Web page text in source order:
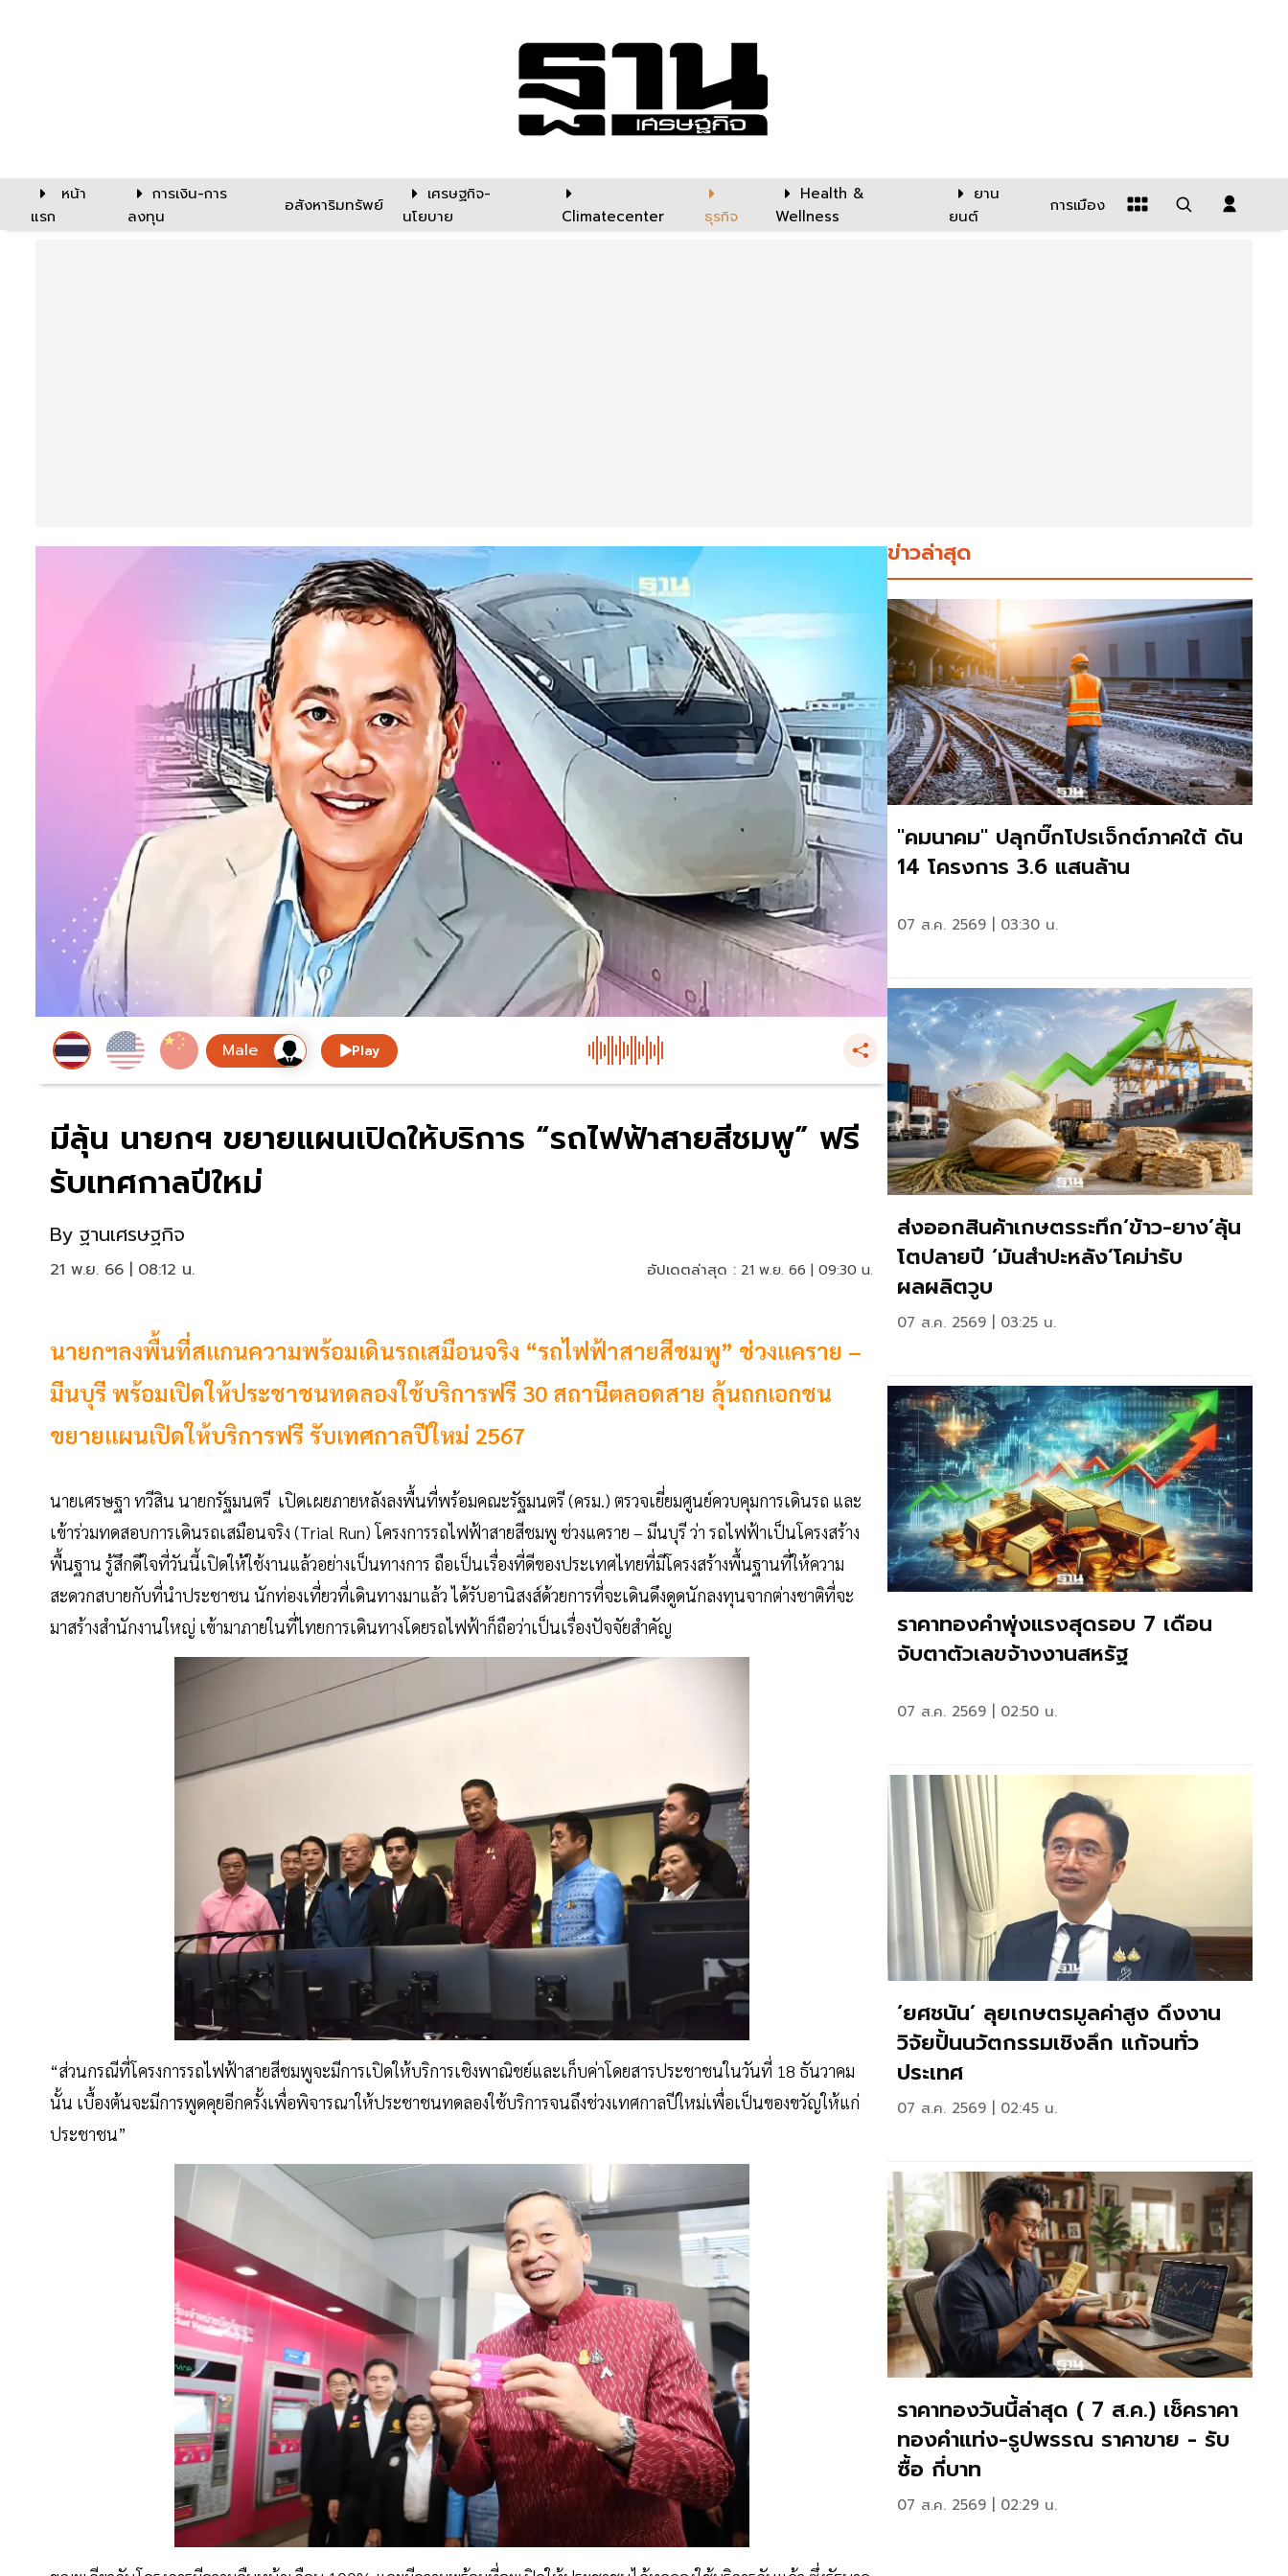
หน้า
แรก
การเงิน-การ
ลงทุน
อสังหาริมทรัพย์
เศรษฐกิจ-
นโยบาย
Climatecenter ธุรกิจ
Health &
Wellness
ยาน
ยนต์
การเมือง
Play
มีลุ้น นายกฯ ขยายแผนเปิดให้บริการ “รถไฟฟ้าสายสีชมพู” ฟรี
รับเทศกาลปีใหม่
By ฐานเศรษฐกิจ
21 พ.ย. 66 | 08:12 น. อัปเดตล่าสุด : 21 พ.ย. 66 | 09:30 น.
นายกฯลงพื้นที่สแกนความพร้อมเดินรถเสมือนจริง “รถไฟฟ้าสายสีชมพู” ช่วงแคราย –
มีนบุรี พร้อมเปิดให้ประชาชนทดลองใช้บริการฟรี 30 สถานีตลอดสาย ลุ้นถกเอกชน
ขยายแผนเปิดให้บริการฟรี รับเทศกาลปีใหม่ 2567
นายเศรษฐา ทวีสิน นายกรัฐมนตรี เปิดเผยภายหลังลงพื้นที่พร้อมคณะรัฐมนตรี (ครม.) ตรวจเยี่ยมศูนย์ควบคุมการเดินรถ และ
เข้าร่วมทดสอบการเดินรถเสมือนจริง (Trial Run) โครงการรถไฟฟ้าสายสีชมพู ช่วงแคราย – มีนบุรี ว่า รถไฟฟ้าเป็นโครงสร้าง
พื้นฐาน รู้สึกดีใจที่วันนี้เปิดให้ใช้งานแล้วอย่างเป็นทางการ ถือเป็นเรื่องที่ดีของประเทศไทยที่มีโครงสร้างพื้นฐานที่ให้ความ
สะดวกสบายกับที่นำประชาชน นักท่องเที่ยวที่เดินทางมาแล้ว ได้รับอานิสงส์ด้วยการที่จะเดินดึงดูดนักลงทุนจากต่างชาติที่จะ
มาสร้างสำนักงานใหญ่ เข้ามาภายในที่ไทยการเดินทางโดยรถไฟฟ้าก็ถือว่าเป็นเรื่องปัจจัยสำคัญ
“ส่วนกรณีที่โครงการรถไฟฟ้าสายสีชมพูจะมีการเปิดให้บริการเชิงพาณิชย์และเก็บค่าโดยสารประชาชนในวันที่ 18 ธันวาคม
นั้น เบื้องต้นจะมีการพูดคุยอีกครั้งเพื่อพิจารณาให้ประชาชนทดลองใช้บริการจนถึงช่วงเทศกาลปีใหม่เพื่อเป็นของขวัญให้แก่
ประชาชน”
ข่าวล่าสุด
"คมนาคม" ปลุกบิ๊กโปรเจ็กต์ภาคใต้ ดัน
14 โครงการ 3.6 แสนล้าน
07 ส.ค. 2569 | 03:30 น.
ส่งออกสินค้าเกษตรระทึก‘ข้าว-ยาง’ลุ้น
โตปลายปี ‘มันสำปะหลัง’โคม่ารับ
ผลผลิตวูบ
07 ส.ค. 2569 | 03:25 น.
ราคาทองคำพุ่งแรงสุดรอบ 7 เดือน
จับตาตัวเลขจ้างงานสหรัฐ
07 ส.ค. 2569 | 02:50 น.
‘ยศชนัน’ ลุยเกษตรมูลค่าสูง ดึงงาน
วิจัยปั้นนวัตกรรมเชิงลึก แก้จนทั่ว
ประเทศ
07 ส.ค. 2569 | 02:45 น.
ราคาทองวันนี้ล่าสุด ( 7 ส.ค.) เช็คราคา
ทองคำแท่ง-รูปพรรณ ราคาขาย - รับ
ซื้อ กี่บาท
07 ส.ค. 2569 | 02:29 น.